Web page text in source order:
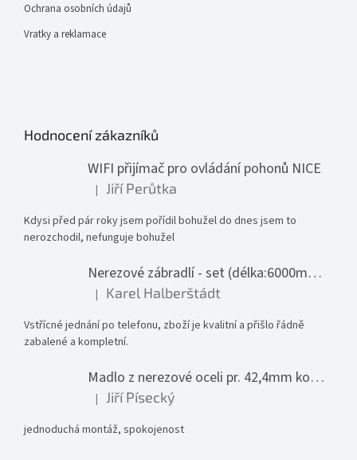
Ochrana osobních údajů
Vratky a reklamace
Hodnocení zákazníků
WIFI přijímač pro ovládání pohonů NICE
Hodnocení produktu je 1 z 5 hvězdiček.
| Jiří Perůtka
Kdysi před pár roky jsem pořídil bohužel do dnes jsem to
nerozchodil, nefunguje bohužel
Nerezové zábradlí - set (délka:6000mm x výška:1000mm)
Hodnocení produktu je 5 z 5 hvězdiček.
| Karel Halberštádt
Vstřícné jednání po telefonu, zboží je kvalitní a přišlo řádně
zabalené a kompletní.
Madlo z nerezové oceli pr. 42,4mm komplet - model 0116 - 3000mm
Hodnocení produktu je 5 z 5 hvězdiček.
| Jiří Písecký
jednoduchá montáž, spokojenost